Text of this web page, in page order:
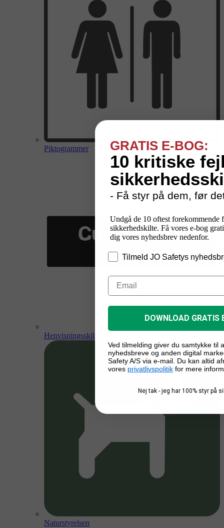
Piktogrammer
Henvisningsskilte
Naturstyrelsen
GRATIS E-BOG:
10 kritiske
- Få styr på dem, før
Undgå de 10 oftest forekommende
sikkerhedskilte. Få vores e-bog
dig vores nyhedsbrev nedenfor.
Tilmeld JO Safetys
DOWNLOAD GRATIS
Ved tilmelding giver du samtykke til
nyhedsbreve og anden digital
Safety A/S via e-mail. Du kan altid
vores privatlivspolitik for mere
Nej tak - jeg har 100% styr på